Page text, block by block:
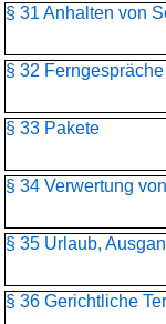
§ 31 Anhalten von
§ 32
§ 33 Pakete
§ 34 Verwertung
§ 35 Urlaub,
§ 36 Gerichtliche